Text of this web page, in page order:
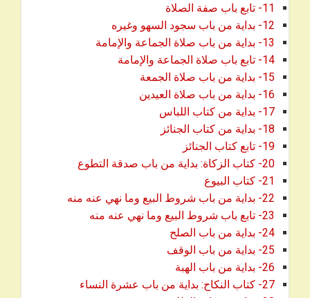
11- تابع باب صفة الصلاة
12- بداية من باب سجود السهو وغيره
13- بداية من باب صلاة الجماعة والإمامة
14- تابع باب صلاة الجماعة والإمامة
15- بداية من باب صلاة الجمعة
16- بداية من باب صلاة العيدين
17- بداية من كتاب اللباس
18- بداية من كتاب الجنائز
19- تابع كتاب الجنائز
20- كتاب الزكاة: بداية من باب صدقة التطوع
21- كتاب البيوع
22- بداية من باب شروط البيع وما نهي عنه منه
23- تابع باب شروط البيع وما نهي عنه منه
24- بداية من باب الصلح
25- بداية من باب الوقف
26- بداية من باب الهبة
27- كتاب النكاح: بداية من باب عشرة النساء